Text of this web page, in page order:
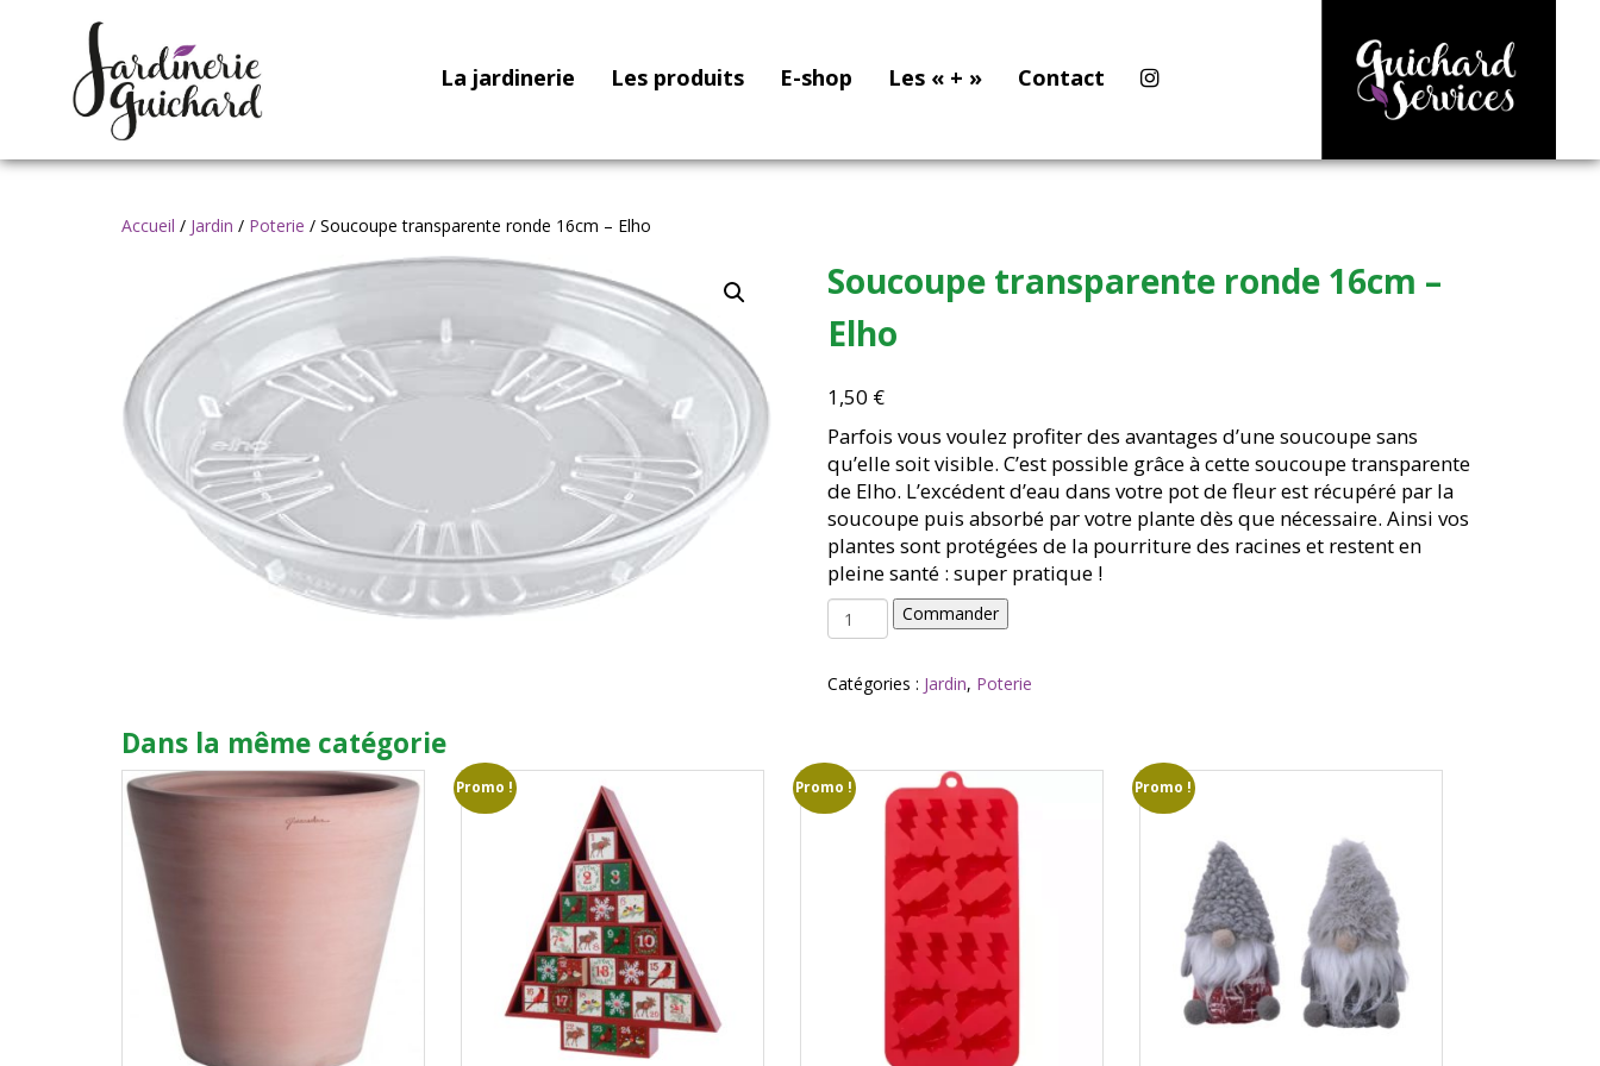
La jardinerie Les produits E-shop Les « + » Contact
Accueil / Jardin / Poterie / Soucoupe transparente ronde 16cm – Elho
Soucoupe transparente ronde 16cm –
Elho
1,50 €
Parfois vous voulez profiter des avantages d’une soucoupe sans
qu’elle soit visible. C’est possible grâce à cette soucoupe transparente
de Elho. L’excédent d’eau dans votre pot de fleur est récupéré par la
soucoupe puis absorbé par votre plante dès que nécessaire. Ainsi vos
plantes sont protégées de la pourriture des racines et restent en
pleine santé : super pratique !
quantité
de
transparente
Elho
Commander
Catégories : Jardin, Poterie
Dans la même catégorie
Promo ! Promo ! Promo !